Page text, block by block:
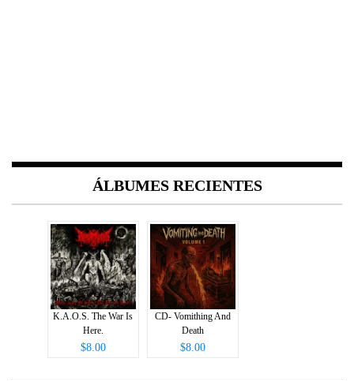
ÁLBUMES RECIENTES
K.A.O.S. The War Is
Here.
$8.00
CD- Vomithing And
Death
$8.00